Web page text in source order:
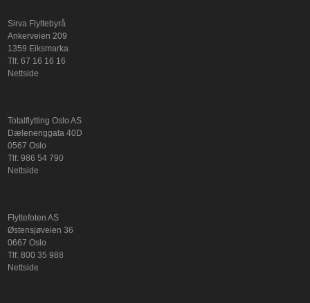
Sirva Flyttebyrå
Ankerveien 209
1359 Eiksmarka
Tlf. 67 16 16 16
Nettside
Totalflytting Oslo AS
Dælenenggata 40D
0567 Oslo
Tlf. 986 54 790
Nettside
Flyttefoten AS
Østensjøveien 36
0667 Oslo
Tlf. 800 35 988
Nettside